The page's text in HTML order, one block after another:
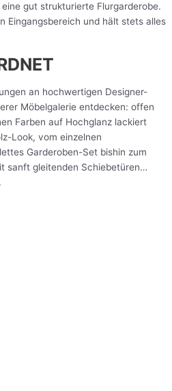
gut strukturierte Flurgarderobe.
Eingangsbereich und hält stets alles
an hochwertigen Designer-
Möbelgalerie entdecken: offen
Farben auf Hochglanz lackiert
Look, vom einzelnen
Garderoben-Set bishin zum
sanft gleitenden Schiebetüren…